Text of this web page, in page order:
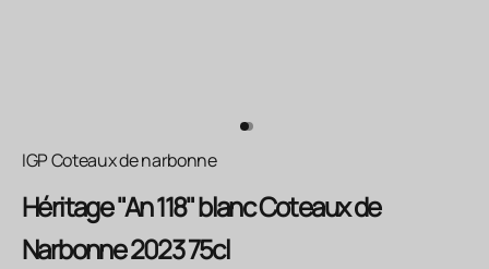
Aller à l'élément 1
Aller à l'élément 2
IGP Coteaux de narbonne
Héritage "An 118" blanc Coteaux de
Narbonne 2023 75cl